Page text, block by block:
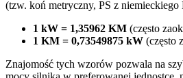
(tzw. koń metryczny, PS z niemieckiego
1 kW = 1,35962 KM (często
1 KM = 0,73549875 kW (często
Znajomość tych wzorów pozwala na